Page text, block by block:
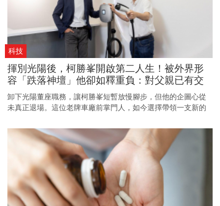
科技
揮別光陽後，柯勝峯開啟第二人生！被外界形
容「跌落神壇」他卻如釋重負：對父親已有交
代
卸下光陽董座職務，讓柯勝峯短暫放慢腳步，但他的企圖心從
未真正退場。這位老牌車廠前掌門人，如今選擇帶領一支新的